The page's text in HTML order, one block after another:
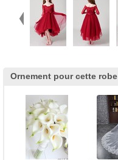
Ornement pour cette robe